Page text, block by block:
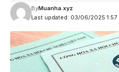
Last updated: 03/06/2025 1:57
ByMuanha.xyz